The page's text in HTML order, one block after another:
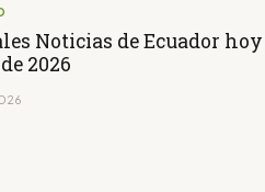
Noticias de Ecuador hoy
2026